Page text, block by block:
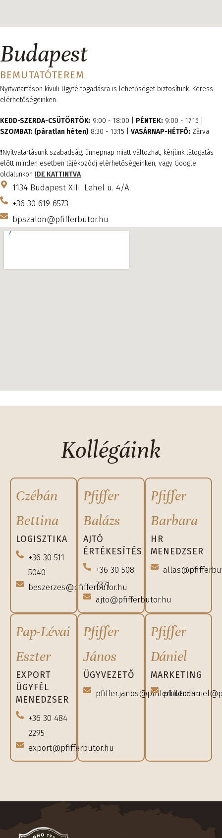
Budapest
BEMUTATÓTEREM
Nyitvatartáson kívüli Ügyfélfogadásra is lehetőséget biztosítunk. Keress
elérhetőségeinken.
KEDD-SZERDA-CSÜTÖRTÖK: 9:00 - 18:00 | PÉNTEK: 9:00 - 17:15 |
SZOMBAT: (páratlan héten) 8:30 - 13:15 | VASÁRNAP-HÉTFŐ: Zárva
❗️Nyitvatartásunk szabadság, ünnepnap miatt változhat, kérjünk látogatás
előtt minden esetben tájékozódj elérhetőségeinken, vagy Google
oldalunkon IDE KATTINTVA
1134 Budapest XIII. Lehel u. 4/A.
+36 30 619 6573
bpszalon@pfifferbutor.hu
Kollégáink
Czébán
Bettina
LOGISZTIKA
+36 30 511
5040
beszerzes@pfifferbutor.hu
Pfiffer
Balázs
AJTÓ
ÉRTÉKESÍTÉS
+36 30 508
7371
ajto@pfifferbutor.hu
Pfiffer
Barbara
HR
MENEDZSER
Pap-Lévai
Eszter
EXPORT
ÜGYFÉL
MENEDZSER
+36 30 484
2295
export@pfifferbutor.hu
Pfiffer
János
ÜGYVEZETŐ
pfiffer.janos@pfifferbutor.hu
Pfiffer
Dániel
MARKETING